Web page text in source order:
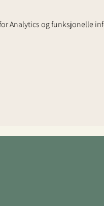
Analytics og funksjonelle